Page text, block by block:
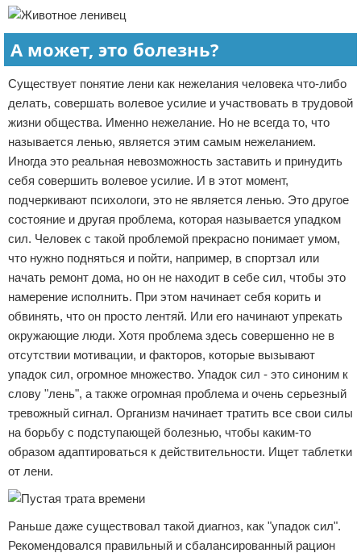
А может, это болезнь?
Существует понятие лени как нежелания человека что-либо
делать, совершать волевое усилие и участвовать в трудовой
жизни общества. Именно нежелание. Но не всегда то, что
называется ленью, является этим самым нежеланием.
Иногда это реальная невозможность заставить и принудить
себя совершить волевое усилие. И в этот момент,
подчеркивают психологи, это не является ленью. Это другое
состояние и другая проблема, которая называется упадком
сил. Человек с такой проблемой прекрасно понимает умом,
что нужно подняться и пойти, например, в спортзал или
начать ремонт дома, но он не находит в себе сил, чтобы это
намерение исполнить. При этом начинает себя корить и
обвинять, что он просто лентяй. Или его начинают упрекать
окружающие люди. Хотя проблема здесь совершенно не в
отсутствии мотивации, и факторов, которые вызывают
упадок сил, огромное множество. Упадок сил - это синоним к
слову "лень", а также огромная проблема и очень серьезный
тревожный сигнал. Организм начинает тратить все свои силы
на борьбу с подступающей болезнью, чтобы каким-то
образом адаптироваться к действительности. Ищет таблетки
от лени.
Раньше даже существовал такой диагноз, как "упадок сил".
Рекомендовался правильный и сбалансированный рацион